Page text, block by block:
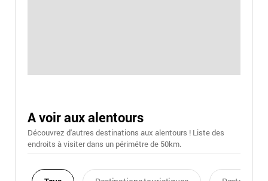
A voir aux alentours
Découvrez d'autres destinations aux alentours ! Liste des
endroits à visiter dans un périmétre de 50km.